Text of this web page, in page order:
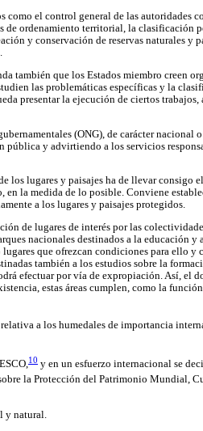
como el control general de las autoridades
de ordenamiento territorial, la clasificación
y conservación de reservas naturales y
también que los Estados miembro creen
las problemáticas específicas y la
presentar la ejecución de ciertos trabajos,
(ONG), de carácter nacional
y advirtiendo a los servicios
los lugares y paisajes ha de llevar consigo
la medida de lo posible. Conviene
a los lugares y paisajes protegidos.
de lugares de interés por las
nacionales destinados a la educación y
que ofrezcan condiciones para ello y
también a los estudios sobre la
efectuar por vía de expropiación. Así, el
estas áreas cumplen, como la
a los humedales de importancia
10 y en un esfuerzo internacional se
la Protección del Patrimonio Mundial,
y natural.